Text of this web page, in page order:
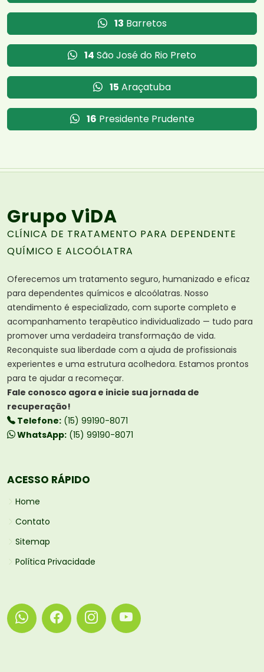
13 Barretos
14 São José do Rio Preto
15 Araçatuba
16 Presidente Prudente
Grupo ViDA
CLÍNICA DE TRATAMENTO PARA DEPENDENTE
QUÍMICO E ALCOÓLATRA
Oferecemos um tratamento seguro, humanizado e eficaz
para dependentes químicos e alcoólatras. Nosso
atendimento é especializado, com suporte completo e
acompanhamento terapêutico individualizado — tudo para
promover uma verdadeira transformação de vida.
Reconquiste sua liberdade com a ajuda de profissionais
experientes e uma estrutura acolhedora. Estamos prontos
para te ajudar a recomeçar.
Fale conosco agora e inicie sua jornada de
recuperação!
Telefone: (15) 99190-8071
WhatsApp: (15) 99190-8071
ACESSO RÁPIDO
Home
Contato
Sitemap
Política Privacidade